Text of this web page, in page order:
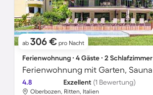
ab 306 € pro Nacht
Ferienwohnung ∙ 4 Gäste ∙ 2 Schlafzimmer
4.8 Exzellent (1 Bewertung)
Oberbozen, Ritten, Italien